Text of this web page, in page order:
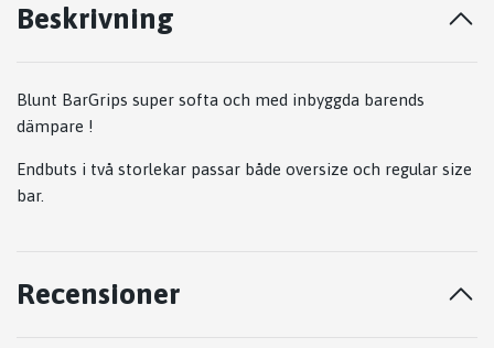
Beskrivning
Blunt BarGrips super softa och med inbyggda barends
dämpare !
Endbuts i två storlekar passar både oversize och regular size
bar.
Recensioner